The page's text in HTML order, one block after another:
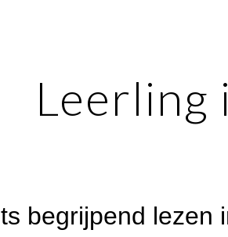
Leerling
begrijpend lezen